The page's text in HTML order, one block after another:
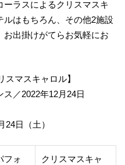
ラスによるクリスマスキ
ルはもちろん、その他2施設
お出掛けがてらお気軽にお
スマスキャロル】
／2022年12月24日
日（土）
フォ
クリスマスキャ